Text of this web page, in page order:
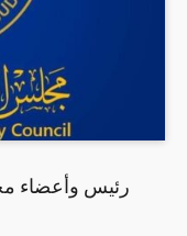
رئيس وأعضاء